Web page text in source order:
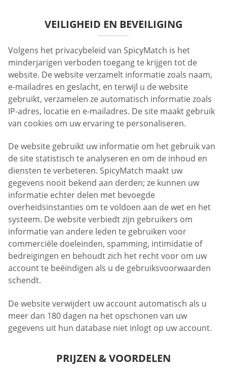
VEILIGHEID EN BEVEILIGING
Volgens het privacybeleid van SpicyMatch is het
minderjarigen verboden toegang te krijgen tot de
website. De website verzamelt informatie zoals naam,
e-mailadres en geslacht, en terwijl u de website
gebruikt, verzamelen ze automatisch informatie zoals
IP-adres, locatie en e-mailadres. De site maakt gebruik
van cookies om uw ervaring te personaliseren.
De website gebruikt uw informatie om het gebruik van
de site statistisch te analyseren en om de inhoud en
diensten te verbeteren. SpicyMatch maakt uw
gegevens nooit bekend aan derden; ze kunnen uw
informatie echter delen met bevoegde
overheidsinstanties om te voldoen aan de wet en het
systeem. De website verbiedt zijn gebruikers om
informatie van andere leden te gebruiken voor
commerciële doeleinden, spamming, intimidatie of
bedreigingen en behoudt zich het recht voor om uw
account te beëindigen als u de gebruiksvoorwaarden
schendt.
De website verwijdert uw account automatisch als u
meer dan 180 dagen na het opschonen van uw
gegevens uit hun database niet inlogt op uw account.
PRIJZEN & VOORDELEN